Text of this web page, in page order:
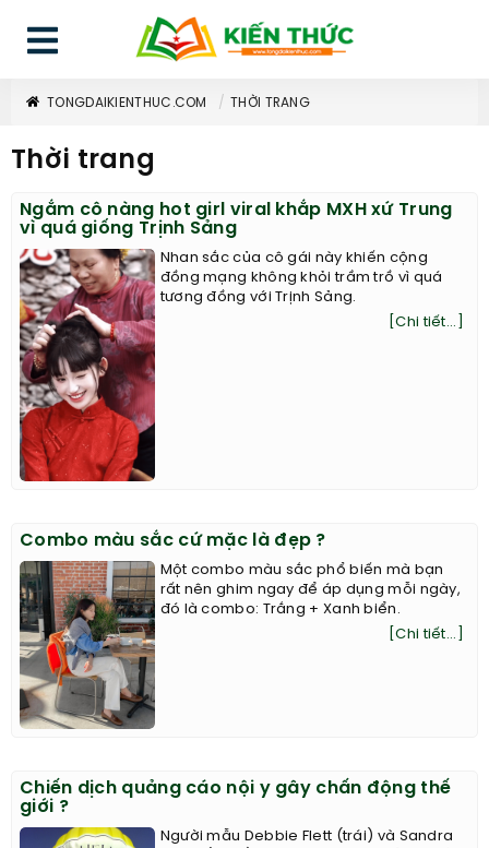
TONGDAIKIENTHUC.COM THỜI TRANG
Thời trang
Ngắm cô nàng hot girl viral khắp MXH xứ Trung
vì quá giống Trịnh Sảng
Nhan sắc của cô gái này khiến cộng
đồng mạng không khỏi trầm trồ vì quá
tương đồng với Trịnh Sảng.
[Chi tiết...]
Combo màu sắc cứ mặc là đẹp ?
Một combo màu sắc phổ biến mà bạn
rất nên ghim ngay để áp dụng mỗi ngày,
đó là combo: Trắng + Xanh biển.
[Chi tiết...]
Chiến dịch quảng cáo nội y gây chấn động thế
giới ?
Người mẫu Debbie Flett (trái) và Sandra